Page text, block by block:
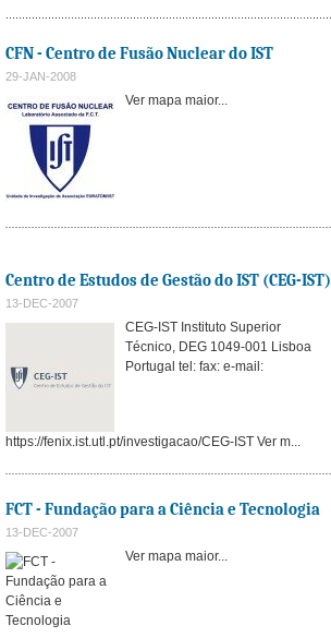
CFN - Centro de Fusão Nuclear do IST
29-JAN-2008
Ver mapa maior...
Centro de Estudos de Gestão do IST (CEG-IST)
13-DEC-2007
CEG-IST Instituto Superior
Técnico, DEG 1049-001 Lisboa
Portugal tel: fax: e-mail:
https://fenix.ist.utl.pt/investigacao/CEG-IST Ver m...
FCT - Fundação para a Ciência e Tecnologia
13-DEC-2007
Ver mapa maior...